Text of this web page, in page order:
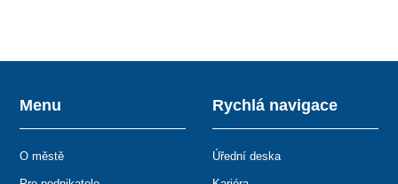
Menu
O městě
Rychlá navigace
Úřední deska